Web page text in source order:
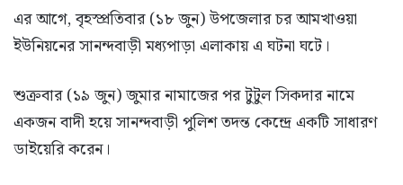
এর আগে, বৃহস্প্রতিবার (১৮ জুন) উপজেলার চর আমখাওয়া
ইউনিয়নের সানন্দবাড়ী মধ্যপাড়া এলাকায় এ ঘটনা ঘটে।
শুক্রবার (১৯ জুন) জুমার নামাজের পর টুটুল সিকদার নামে
একজন বাদী হয়ে সানন্দবাড়ী পুলিশ তদন্ত কেন্দ্রে একটি সাধারণ
ডাইয়েরি করেন।